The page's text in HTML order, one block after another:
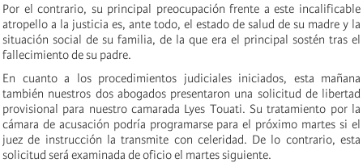
Por el contrario, su principal preocupación frente a este incalificable
atropello a la justicia es, ante todo, el estado de salud de su madre y la
situación social de su familia, de la que era el principal sostén tras el
fallecimiento de su padre.
En cuanto a los procedimientos judiciales iniciados, esta mañana
también nuestros dos abogados presentaron una solicitud de libertad
provisional para nuestro camarada Lyes Touati. Su tratamiento por la
cámara de acusación podría programarse para el próximo martes si el
juez de instrucción la transmite con celeridad. De lo contrario, esta
solicitud será examinada de oficio el martes siguiente.